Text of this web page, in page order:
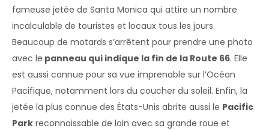
fameuse jetée de Santa Monica qui attire un nombre
incalculable de touristes et locaux tous les jours.
Beaucoup de motards s’arrêtent pour prendre une photo
avec le panneau qui indique la fin de la Route 66. Elle
est aussi connue pour sa vue imprenable sur l’Océan
Pacifique, notamment lors du coucher du soleil. Enfin, la
jetée la plus connue des États-Unis abrite aussi le Pacific
Park reconnaissable de loin avec sa grande roue et